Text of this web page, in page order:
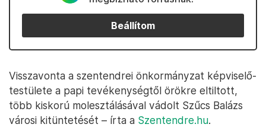
Beállítom
Visszavonta a szentendrei önkormányzat képviselő-
testülete a papi tevékenységtől örökre eltiltott,
több kiskorú molesztálásával vádolt Szűcs Balázs
városi kitüntetését – írta a Szentendre.hu.